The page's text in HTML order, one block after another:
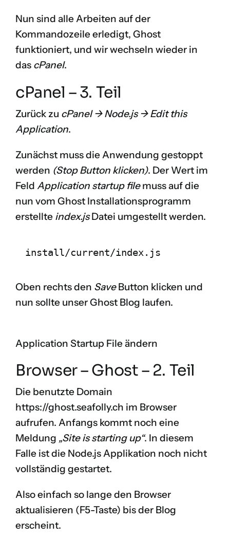
Nun sind alle Arbeiten auf der
Kommandozeile erledigt, Ghost
funktioniert, und wir wechseln wieder in
das cPanel.
cPanel – 3. Teil
Zurück zu cPanel -> Node.js -> Edit this
Application.
Zunächst muss die Anwendung gestoppt
werden (Stop Button klicken). Der Wert im
Feld Application startup filemuss auf die
nun vom Ghost Installationsprogramm
erstellte index.jsDatei umgestellt werden.
install/current/index.js
Oben rechts den SaveButton klicken und
nun sollte unser Ghost Blog laufen.
Application Startup File ändern
Browser – Ghost – 2. Teil
Die benutzte Domain
https://ghost.seafolly.ch im Browser
aufrufen. Anfangs kommt noch eine
Meldung „Site is starting up“. In diesem
Falle ist die Node.js Applikation noch nicht
vollständig gestartet.
Also einfach so lange den Browser
aktualisieren (F5-Taste) bis der Blog
erscheint.